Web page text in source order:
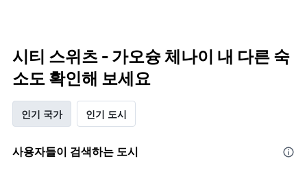
시티 스위츠 - 가오슝 체나이 내 다른 숙
소도 확인해 보세요
인기 국가 인기 도시
사용자들이 검색하는 도시